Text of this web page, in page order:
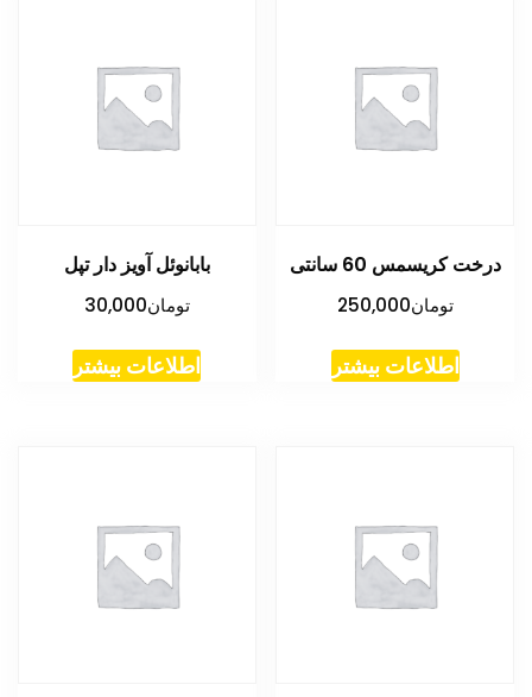
درخت کریسمس 60 سانتی
تومان250,000
اطلاعات بیشتر
بابانوئل آویز دار تپل
تومان30,000
اطلاعات بیشتر